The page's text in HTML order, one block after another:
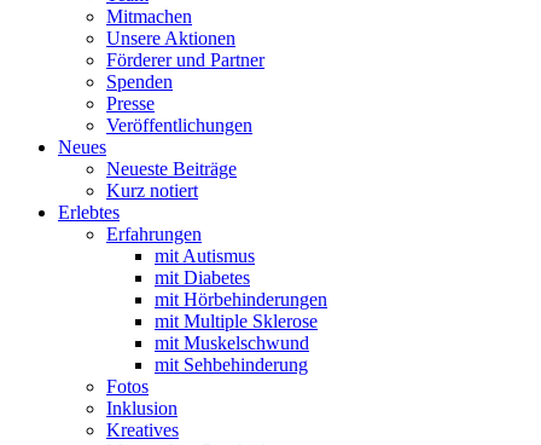
Mitmachen
Unsere Aktionen
Förderer und Partner
Spenden
Presse
Veröffentlichungen
Neues
Neueste Beiträge
Kurz notiert
Erlebtes
Erfahrungen
mit Autismus
mit Diabetes
mit Hörbehinderungen
mit Multiple Sklerose
mit Muskelschwund
mit Sehbehinderung
Fotos
Inklusion
Kreatives